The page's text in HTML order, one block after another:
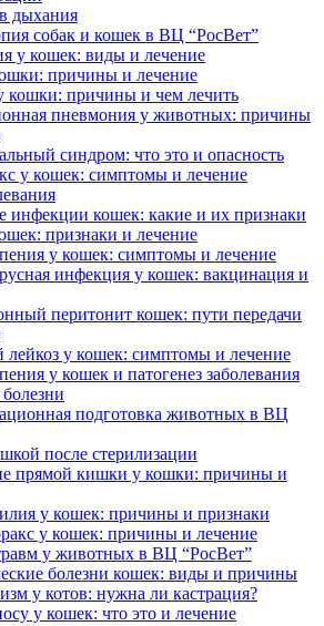
дыхания
собак и кошек в ВЦ “РосВет”
у кошек: виды и лечение
причины и лечение
кошки: причины и чем лечить
пневмония у животных: причины
синдром: что это и опасность
у кошек: симптомы и лечение
инфекции кошек: какие и их признаки
признаки и лечение
у кошек: симптомы и лечение
инфекция у кошек: вакцинация и
перитонит кошек: пути передачи
у кошек: симптомы и лечение
у кошек и патогенез заболевания
подготовка животных в ВЦ
после стерилизации
прямой кишки у кошки: причины и
у кошек: причины и признаки
у кошек: причины и лечение
у животных в ВЦ “РосВет”
болезни кошек: виды и причины
у котов: нужна ли кастрация?
у кошек: что это и лечение